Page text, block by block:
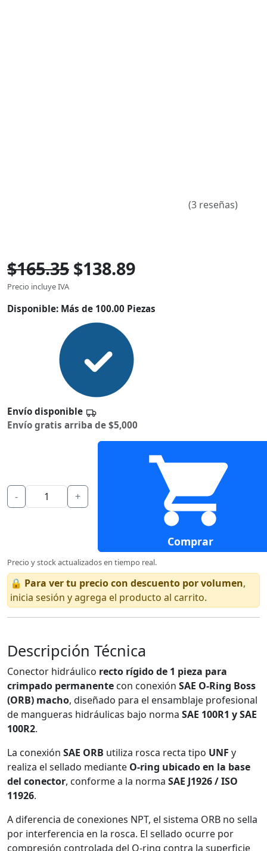
(3 reseñas)
$165.35 $138.89
Precio incluye IVA
Disponible: Más de 100.00 Piezas
Envío disponible
Envío gratis arriba de $5,000
- +
Comprar
Precio y stock actualizados en tiempo real.
🔒 Para ver tu precio con descuento por volumen,
inicia sesión y agrega el producto al carrito.
Descripción Técnica
Conector hidráulico recto rígido de 1 pieza para
crimpado permanente con conexión SAE O-Ring Boss
(ORB) macho, diseñado para el ensamblaje profesional
de mangueras hidráulicas bajo norma SAE 100R1 y SAE
100R2.
La conexión SAE ORB utiliza rosca recta tipo UNF y
realiza el sellado mediante O-ring ubicado en la base
del conector, conforme a la norma SAE J1926 / ISO
11926.
A diferencia de conexiones NPT, el sistema ORB no sella
por interferencia en la rosca. El sellado ocurre por
compresión controlada del O-ring contra la superficie